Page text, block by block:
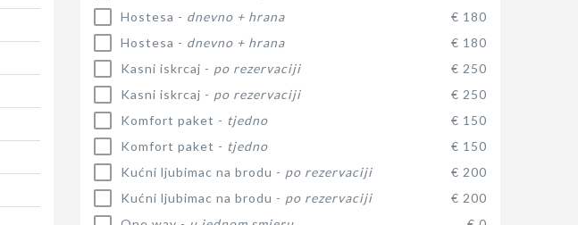
Hostesa - dnevno + hrana
€ 180
Hostesa - dnevno + hrana
€ 180
Kasni iskrcaj - po rezervaciji
€ 250
Kasni iskrcaj - po rezervaciji
€ 250
Komfort paket - tjedno
€ 150
Komfort paket - tjedno
€ 150
Kućni ljubimac na brodu - po rezervaciji
€ 200
Kućni ljubimac na brodu - po rezervaciji
€ 200